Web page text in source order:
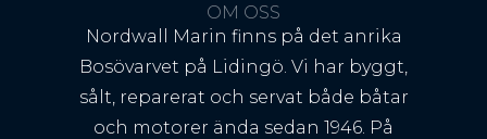
OM OSS
Nordwall Marin finns på det anrika
Bosövarvet på Lidingö. Vi har byggt,
sålt, reparerat och servat både båtar
och motorer ända sedan 1946. På